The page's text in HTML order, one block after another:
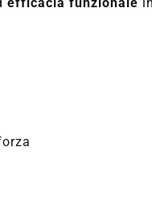
efficacia funzionale